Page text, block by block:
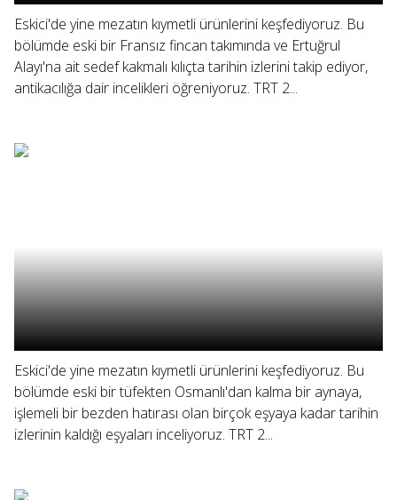
Eskici'de yine mezatın kıymetli ürünlerini keşfediyoruz. Bu
bölümde eski bir Fransız fincan takımında ve Ertuğrul
Alayı'na ait sedef kakmalı kılıçta tarihin izlerini takip ediyor,
antikacılığa dair incelikleri öğreniyoruz. TRT 2...
Eskici'de yine mezatın kıymetli ürünlerini keşfediyoruz. Bu
bölümde eski bir tüfekten Osmanlı'dan kalma bir aynaya,
işlemeli bir bezden hatırası olan birçok eşyaya kadar tarihin
izlerinin kaldığı eşyaları inceliyoruz. TRT 2...